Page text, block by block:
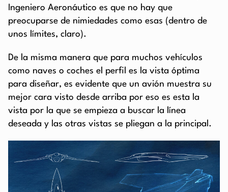
Ingeniero Aeronáutico es que no hay que
preocuparse de nimiedades como esas (dentro de
unos límites, claro).
De la misma manera que para muchos vehículos
como naves o coches el perfil es la vista óptima
para diseñar, es evidente que un avión muestra su
mejor cara visto desde arriba por eso es esta la
vista por la que se empieza a buscar la línea
deseada y las otras vistas se pliegan a la principal.